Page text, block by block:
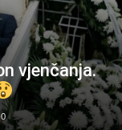
vjenčanja.
0